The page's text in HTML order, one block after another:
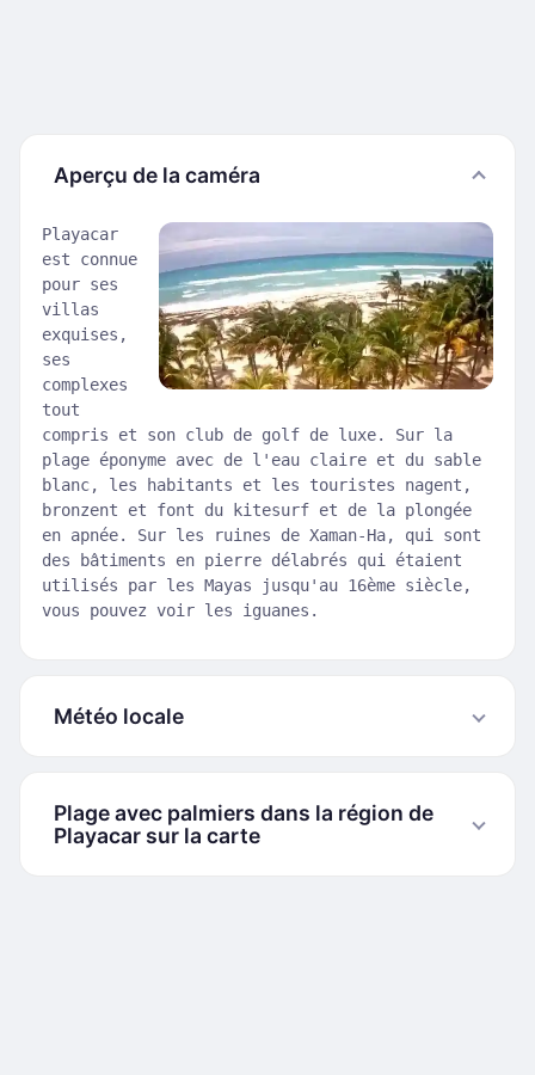
Aperçu de la caméra
Playacar
est connue
pour ses
villas
exquises,
ses
complexes
tout
compris et son club de golf de luxe. Sur la
plage éponyme avec de l'eau claire et du sable
blanc, les habitants et les touristes nagent,
bronzent et font du kitesurf et de la plongée
en apnée. Sur les ruines de Xaman-Ha, qui sont
des bâtiments en pierre délabrés qui étaient
utilisés par les Mayas jusqu'au 16ème siècle,
vous pouvez voir les iguanes.
Météo locale
Plage avec palmiers dans la région de
Playacar sur la carte